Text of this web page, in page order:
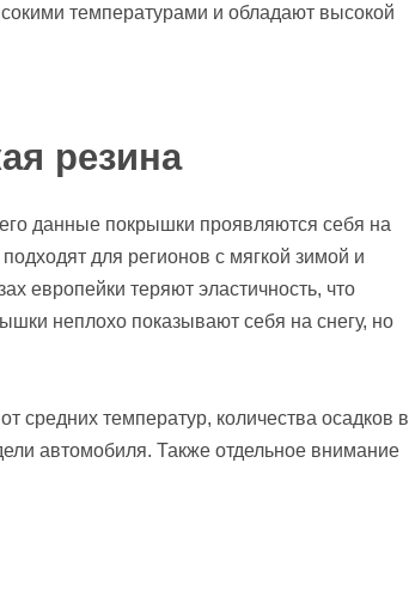
температурами и обладают высокой
резина
данные покрышки проявляются себя на
для регионов с мягкой зимой и
европейки теряют эластичность, что
неплохо показывают себя на снегу, но
средних температур, количества осадков в
автомобиля. Также отдельное внимание